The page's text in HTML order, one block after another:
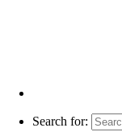
Search for: